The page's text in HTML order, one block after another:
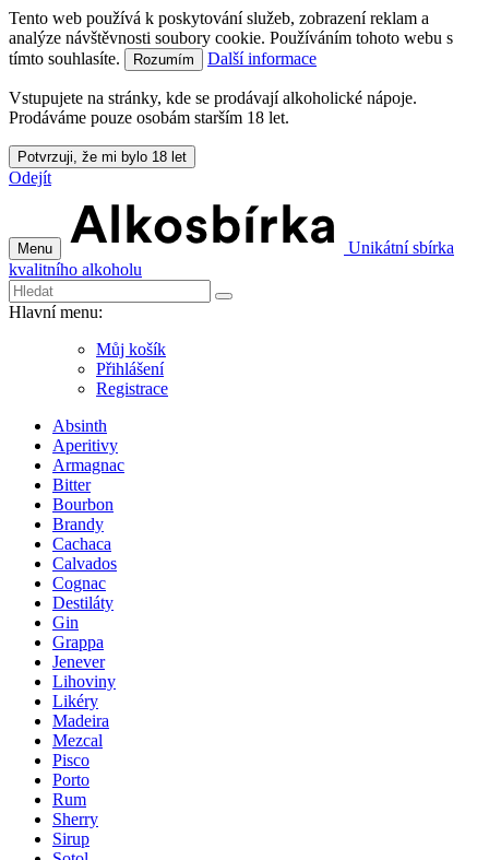
Tento web používá k poskytování služeb, zobrazení reklam a
analýze návštěvnosti soubory cookie. Používáním tohoto webu s
tímto souhlasíte.
Rozumím Další informace
Vstupujete na stránky, kde se prodávají alkoholické nápoje.
Prodáváme pouze osobám starším 18 let.
Potvrzuji, že mi bylo 18 let
Odejít
Menu
Unikátní sbírka
kvalitního alkoholu
Hlavní menu:
Můj košík
Přihlášení
Registrace
Absinth
Aperitivy
Armagnac
Bitter
Bourbon
Brandy
Cachaca
Calvados
Cognac
Destiláty
Gin
Grappa
Jenever
Lihoviny
Likéry
Madeira
Mezcal
Pisco
Porto
Rum
Sherry
Sirup